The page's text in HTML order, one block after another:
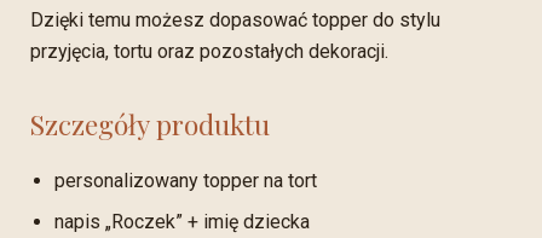
Dzięki temu możesz dopasować topper do stylu
przyjęcia, tortu oraz pozostałych dekoracji.
Szczegóły produktu
personalizowany topper na tort
napis „Roczek” + imię dziecka